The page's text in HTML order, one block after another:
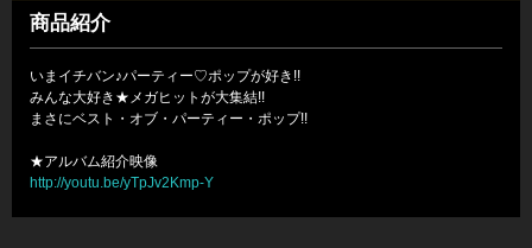
商品紹介
いまイチバン♪パーティー♡ポップが好き!!
みんな大好き★メガヒットが大集結!!
まさにベスト・オブ・パーティー・ポップ!!
★アルバム紹介映像
http://youtu.be/yTpJv2Kmp-Y